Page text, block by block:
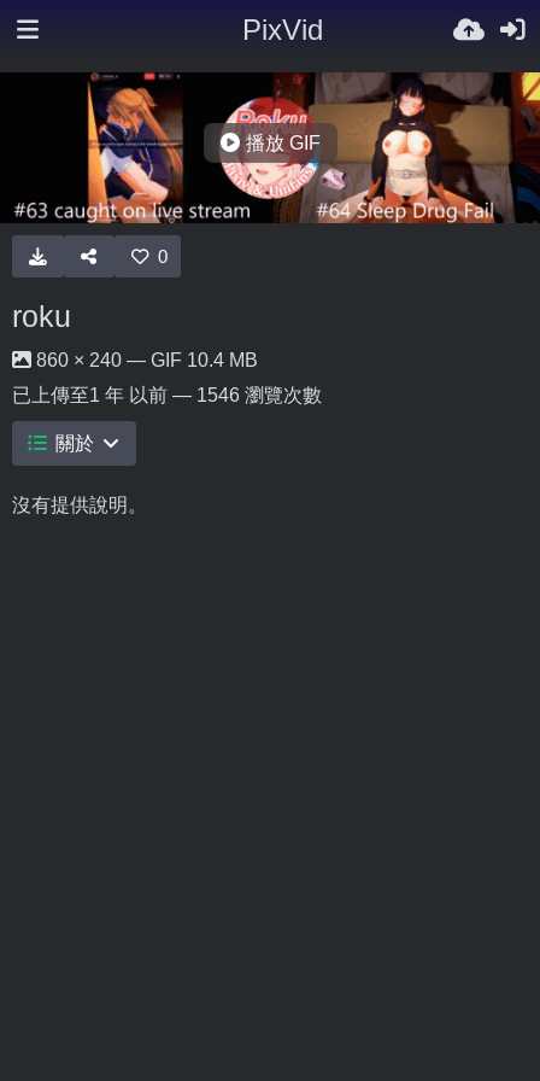
PixVid
播放 GIF
0
roku
860 × 240 — GIF 10.4 MB
已上傳至1 年 以前 — 1546 瀏覽次數
關於
沒有提供說明。